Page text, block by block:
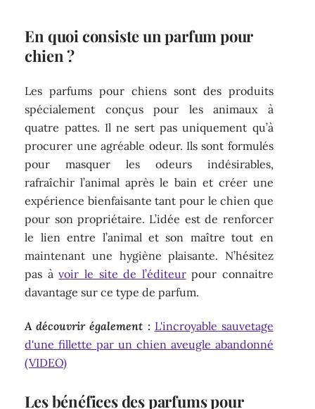
En quoi consiste un parfum pour
chien ?
Les parfums pour chiens sont des produits
spécialement conçus pour les animaux à
quatre pattes. Il ne sert pas uniquement qu’à
procurer une agréable odeur. Ils sont formulés
pour masquer les odeurs indésirables,
rafraîchir l’animal après le bain et créer une
expérience bienfaisante tant pour le chien que
pour son propriétaire. L’idée est de renforcer
le lien entre l’animal et son maître tout en
maintenant une hygiène plaisante. N’hésitez
pas àvoir le site de l’éditeurpour connaitre
davantage sur ce type de parfum.
A découvrir également : L'incroyable sauvetage
d'une fillette par un chien aveugle abandonné
(VIDEO)
Les bénéfices des parfums pour